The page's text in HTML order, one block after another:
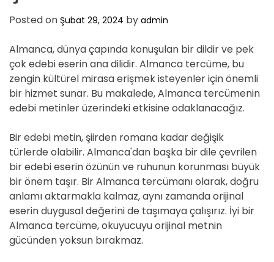
Posted on Şubat 29, 2024 by admin
Almanca, dünya çapında konuşulan bir dildir ve pek
çok edebi eserin ana dilidir. Almanca tercüme, bu
zengin kültürel mirasa erişmek isteyenler için önemli
bir hizmet sunar. Bu makalede, Almanca tercümenin
edebi metinler üzerindeki etkisine odaklanacağız.
Bir edebi metin, şiirden romana kadar değişik
türlerde olabilir. Almanca'dan başka bir dile çevrilen
bir edebi eserin özünün ve ruhunun korunması büyük
bir önem taşır. Bir Almanca tercümanı olarak, doğru
anlamı aktarmakla kalmaz, aynı zamanda orijinal
eserin duygusal değerini de taşımaya çalışırız. İyi bir
Almanca tercüme, okuyucuyu orijinal metnin
gücünden yoksun bırakmaz.